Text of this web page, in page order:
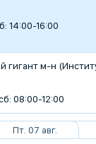
14:00-16:00
гигант м-н
08:00-12:00
Пт. 07 авг.